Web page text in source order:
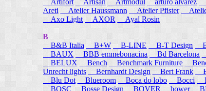
Artifort
Artisan Artmodul arturo alvarez
Areti
Atelier Haussmann Atelier Pfister
Axo Light
AXOR Ayal Rosin
B
B&B Italia
B+W B-LINE B-T Design
BAUX
BBB emmebonacina Bd Barcelona
BELUX
Bench Benchmark Furniture
Unrecht lights
Bernhardt Design Bert Frank
Blu Dot
Blueroom Boca do lobo Bocci
BOSC Bosse Design BOVER bower